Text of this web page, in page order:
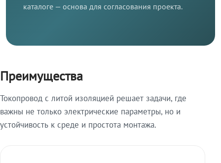
каталоге — основа для согласования проекта.
Преимущества
Токопровод с литой изоляцией решает задачи, где
важны не только электрические параметры, но и
устойчивость к среде и простота монтажа.